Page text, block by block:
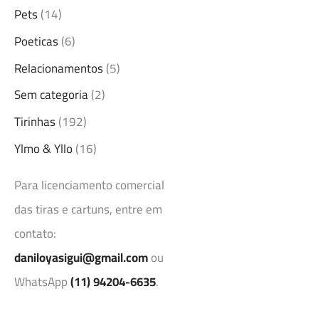
Pets(14)
Poeticas(6)
Relacionamentos(5)
Sem categoria(2)
Tirinhas(192)
Ylmo & Yllo(16)
Para licenciamento comercial
das tiras e cartuns, entre em
contato:
daniloyasigui@gmail.comou
WhatsApp(11) 94204-6635.